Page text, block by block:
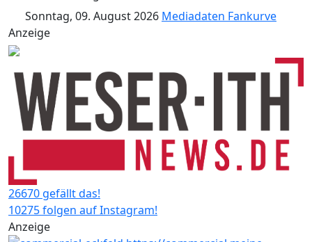
Sonntag, 09. August 2026 Mediadaten Fankurve
Anzeige
26670 gefällt das!
10275 folgen auf Instagram!
Anzeige